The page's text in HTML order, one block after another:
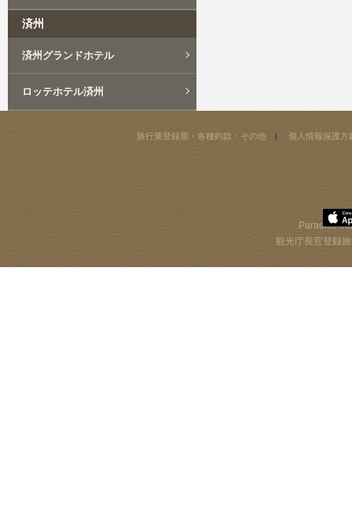
済州
済州グランドホテル
ロッテホテル済州
旅行業登録票・各種約款・その他 個人情報保護方
Paradise
観光庁長官登録